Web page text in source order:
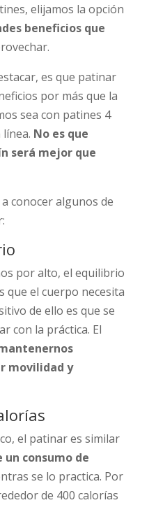
elijamos la opción
beneficios que
es que patinar
por más que la
sea con patines 4
No es que
será mejor que
conocer algunos de
por alto, el equilibrio
que el cuerpo necesita
de ello es que se
con la práctica. El
movilidad y
el patinar es similar
un consumo de
se lo practica. Por
de 400 calorías